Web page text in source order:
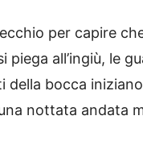
per capire
all’ingiù, le
della bocca
nottata andata